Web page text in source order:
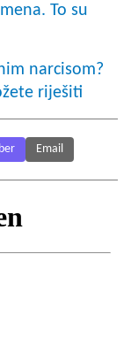
To su
narcisom?
riješiti
Email